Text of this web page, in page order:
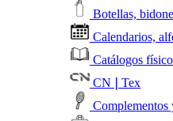
Botellas,
Calendarios,
Catálogos
CN❘Tex
Complementos